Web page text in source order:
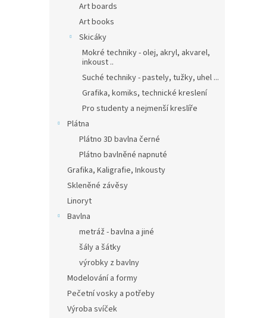
Art boards
Art books
Skicáky
Mokré techniky - olej, akryl, akvarel,
inkoust ..
Suché techniky - pastely, tužky, uhel ...
Grafika, komiks, technické kreslení
Pro studenty a nejmenší kreslíře
Plátna
Plátno 3D bavlna černé
Plátno bavlněné napnuté
Grafika, Kaligrafie, Inkousty
Skleněné závěsy
Linoryt
Bavlna
metráž - bavlna a jiné
šály a šátky
výrobky z bavlny
Modelování a formy
Pečetní vosky a potřeby
Výroba svíček